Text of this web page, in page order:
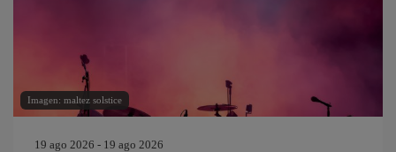
Imagen: maltez solstice
19 ago 2026 - 19 ago 2026